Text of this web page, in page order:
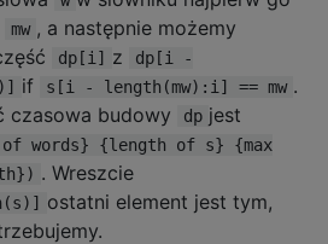
mw , a następnie możemy
dp[i] z
dp[i -
if s[i - length(mw):i] == mw .
czasowa budowy
dp jest
of words} {length of s} {max
. Wreszcie
ostatni element jest tym,